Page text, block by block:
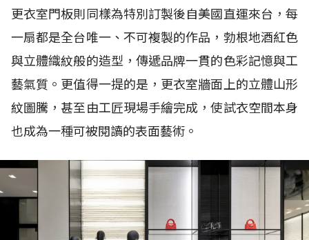
更衣室門板則同樣為特別訂製後自美國直運來台，每
一扇都是全台唯一、不可複製的作品，勃根地酒紅色
與立體織紋般的造型，傳遞品牌一貫的色彩記憶與工
藝氣質。更值得一提的是，更衣室牆面上的立體山形
紋圖騰，甚至由工匠現場手繪完成，使試衣空間本身
也成為一種可被閱讀的表面藝術。